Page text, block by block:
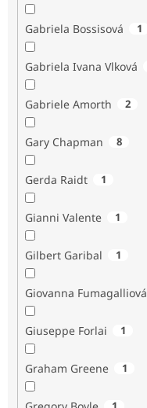
Gabriela Bossisová 1
Gabriela Ivana Vlková
Gabriele Amorth 2
Gary Chapman 8
Gerda Raidt 1
Gianni Valente 1
Gilbert Garibal 1
Giovanna Fumagalliová
Giuseppe Forlai 1
Graham Greene 1